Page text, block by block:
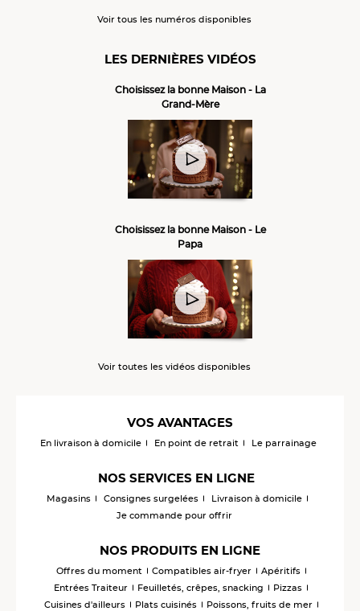
Voir tous les numéros disponibles
LES DERNIÈRES VIDÉOS
Choisissez la bonne Maison - La
Grand-Mère
Choisissez la bonne Maison - Le
Papa
Voir toutes les vidéos disponibles
VOS AVANTAGES
En livraison à domicile En point de retrait Le parrainage
NOS SERVICES EN LIGNE
Magasins Consignes surgelées
Livraison à domicile
Je commande pour offrir
NOS PRODUITS EN LIGNE
Offres du moment Compatibles air-fryer
Apéritifs
Entrées Traiteur
Feuilletés, crêpes, snacking
Pizzas
Cuisines d'ailleurs
Plats cuisinés
Poissons, fruits de mer